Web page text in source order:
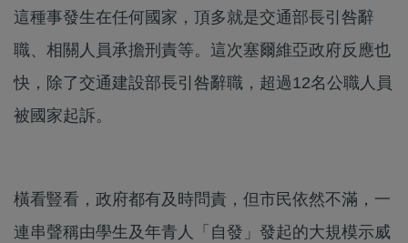
這種事發生在任何國家，頂多就是交通部長引咎辭
職、相關人員承擔刑責等。這次塞爾維亞政府反應也
快，除了交通建設部長引咎辭職，超過12名公職人員
被國家起訴。
橫看豎看，政府都有及時問責，但市民依然不滿，一
連串聲稱由學生及年青人「自發」發起的大規模示威